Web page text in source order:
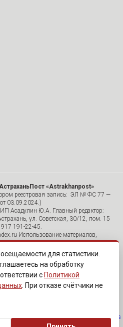
«Astrakhanpost»
реестровая запись: ЭЛ № ФС 77 —
03.09.2024.)
Асадулин Ю.А. Главный редактор:
ул. Советская, 30/12, пом. 15
917 191-22-45.
Использование материалов,
издания «Astrakhanpost»,
источника и публикацией
Astrakhanpost.ru. Комментарии
предварительного редактирования.
право удалить их с сайта или
сообщения нарушают законы РФ.
ДЛЯ АУДИТОРИИ 18+»
данных·Изменить согласие на cookies
для статистики.
на обработку
с Политикой
. При отказе счётчики не